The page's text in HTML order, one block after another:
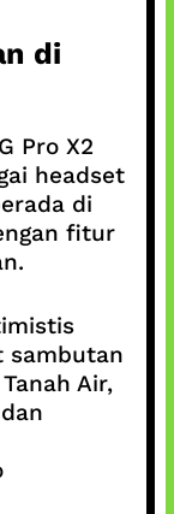
di
Pro X2
headset
di
fitur
sambutan
Air,